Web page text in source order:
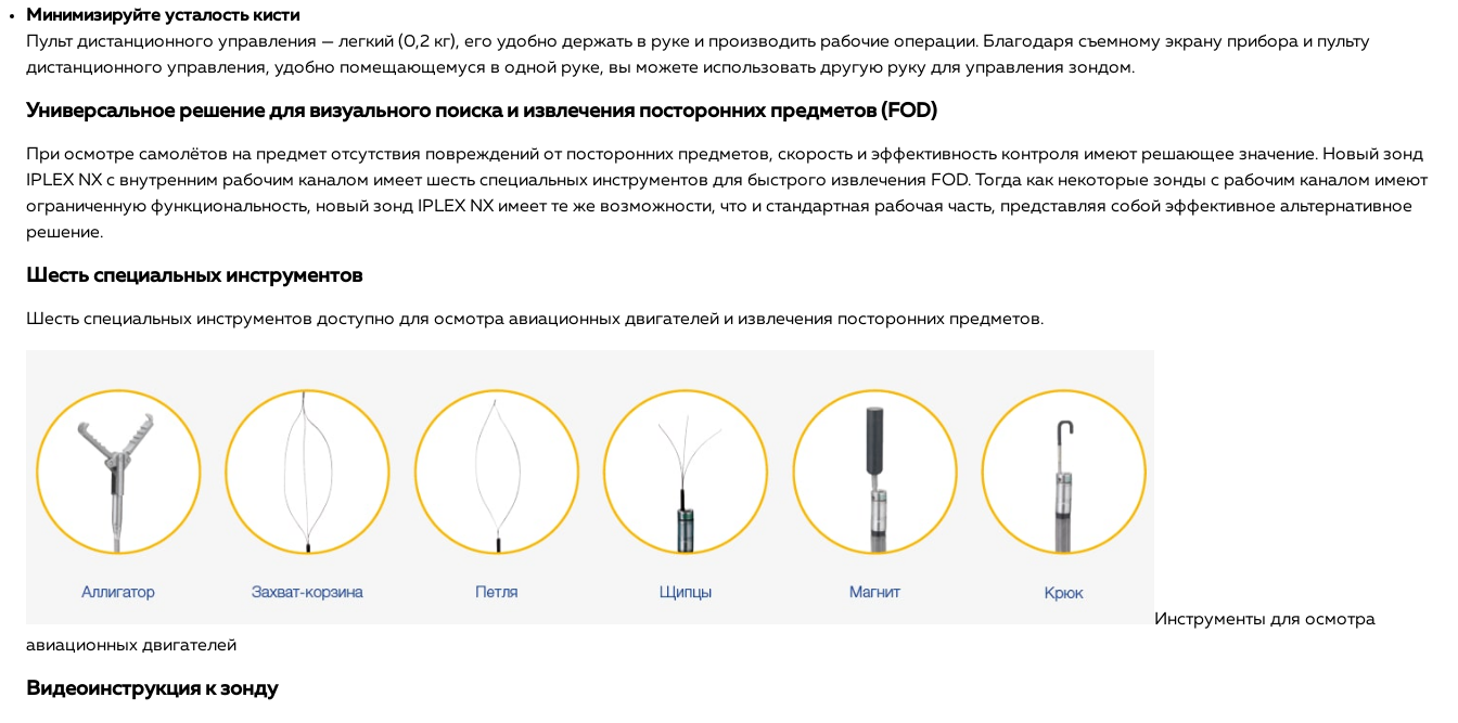
Минимизируйте усталость кисти
Пульт дистанционного управления — легкий (0,2 кг), его удобно держать в руке и производить рабочие операции. Благодаря съемному экрану прибора и пульту
дистанционного управления, удобно помещающемуся в одной руке, вы можете использовать другую руку для управления зондом.
Универсальное решение для визуального поиска и извлечения посторонних предметов (FOD)
При осмотре самолётов на предмет отсутствия повреждений от посторонних предметов, скорость и эффективность контроля имеют решающее значение. Новый зонд
IPLEX NX с внутренним рабочим каналом имеет шесть специальных инструментов для быстрого извлечения FOD. Тогда как некоторые зонды с рабочим каналом имеют
ограниченную функциональность, новый зонд IPLEX NX имеет те же возможности, что и стандартная рабочая часть, представляя собой эффективное альтернативное
решение.
Шесть специальных инструментов
Шесть специальных инструментов доступно для осмотра авиационных двигателей и извлечения посторонних предметов.
Инструменты для осмотра
авиационных двигателей
Видеоинструкция к зонду